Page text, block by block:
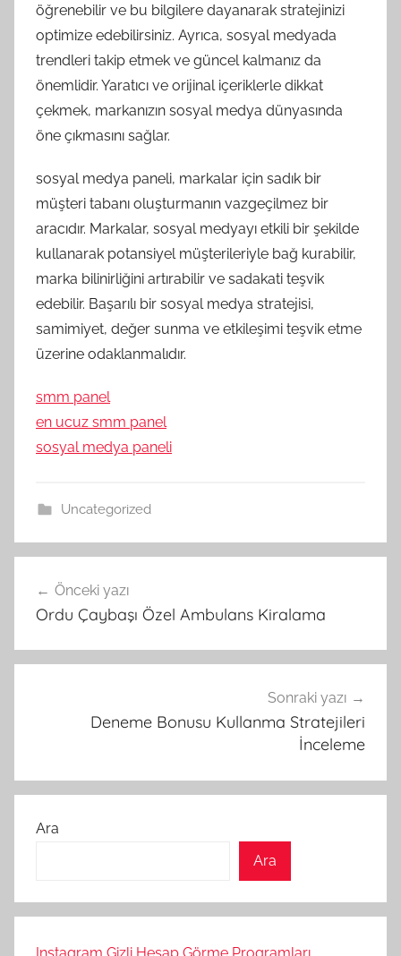
öğrenebilir ve bu bilgilere dayanarak stratejinizi
optimize edebilirsiniz. Ayrıca, sosyal medyada
trendleri takip etmek ve güncel kalmanız da
önemlidir. Yaratıcı ve orijinal içeriklerle dikkat
çekmek, markanızın sosyal medya dünyasında
öne çıkmasını sağlar.
sosyal medya paneli, markalar için sadık bir
müşteri tabanı oluşturmanın vazgeçilmez bir
aracıdır. Markalar, sosyal medyayı etkili bir şekilde
kullanarak potansiyel müşterileriyle bağ kurabilir,
marka bilinirliğini artırabilir ve sadakati teşvik
edebilir. Başarılı bir sosyal medya stratejisi,
samimiyet, değer sunma ve etkileşimi teşvik etme
üzerine odaklanmalıdır.
smm panel
en ucuz smm panel
sosyal medya paneli
Uncategorized
gezinmesi
Önceki yazı
Ordu Çaybaşı Özel Ambulans Kiralama
Sonraki yazı
Deneme Bonusu Kullanma Stratejileri
İnceleme
Ara
Ara